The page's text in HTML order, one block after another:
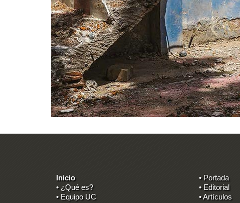
Inicio
• ¿Qué es?
• Equipo UC
• Portada
• Editorial
• Artículos